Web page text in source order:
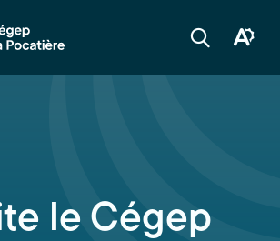
Ouvrir
Ouvrir
le Cégep